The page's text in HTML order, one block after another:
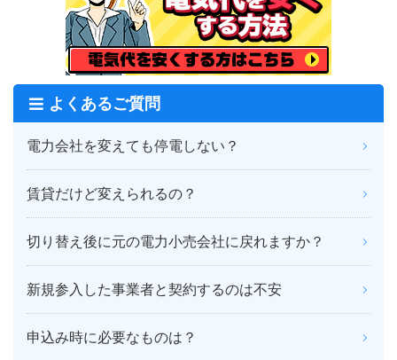
よくあるご質問
電力会社を変えても停電しない？
賃貸だけど変えられるの？
切り替え後に元の電力小売会社に戻れますか？
新規参入した事業者と契約するのは不安
申込み時に必要なものは？